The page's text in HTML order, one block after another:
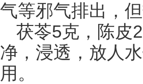
气等邪气排出，
茯苓5克，陈皮
净，浸透，放人
用。